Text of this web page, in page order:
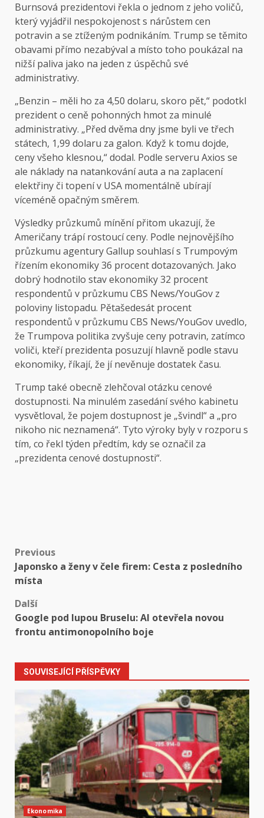
Burnsová prezidentovi řekla o jednom z jeho voličů,
který vyjádřil nespokojenost s nárůstem cen
potravin a se ztíženým podnikáním. Trump se těmito
obavami přímo nezabýval a místo toho poukázal na
nižší paliva jako na jeden z úspěchů své
administrativy.
„Benzin – měli ho za 4,50 dolaru, skoro pět,“ podotkl
prezident o ceně pohonných hmot za minulé
administrativy. „Před dvěma dny jsme byli ve třech
státech, 1,99 dolaru za galon. Když k tomu dojde,
ceny všeho klesnou,“ dodal. Podle serveru Axios se
ale náklady na natankování auta a na zaplacení
elektřiny či topení v USA momentálně ubírají
víceméně opačným směrem.
Výsledky průzkumů mínění přitom ukazují, že
Američany trápí rostoucí ceny. Podle nejnovějšího
průzkumu agentury Gallup souhlasí s Trumpovým
řízením ekonomiky 36 procent dotazovaných. Jako
dobrý hodnotilo stav ekonomiky 32 procent
respondentů v průzkumu CBS News/YouGov z
poloviny listopadu. Pětašedesát procent
respondentů v průzkumu CBS News/YouGov uvedlo,
že Trumpova politika zvyšuje ceny potravin, zatímco
voliči, kteří prezidenta posuzují hlavně podle stavu
ekonomiky, říkají, že jí nevěnuje dostatek času.
Trump také obecně zlehčoval otázku cenové
dostupnosti. Na minulém zasedání svého kabinetu
vysvětloval, že pojem dostupnost je „švindl“ a „pro
nikoho nic neznamená“. Tyto výroky byly v rozporu s
tím, co řekl týden předtím, kdy se označil za
„prezidenta cenové dostupnosti“.
Post
navigation
Previous
Japonsko a ženy v čele firem: Cesta z posledního
místa
Další
Google pod lupou Bruselu: AI otevřela novou
frontu antimonopolního boje
SOUVISEJÍCÍ PŘÍSPĚVKY
Ekonomika